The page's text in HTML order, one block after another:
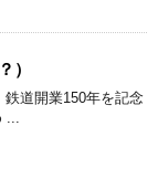
）
道開業150年を記念
...